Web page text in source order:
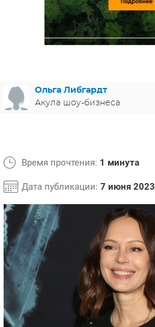
МЕЛОДРАМЫ
ФРАНЦИЯ
СВЕТСКИЕ НОВОСТИ
Ольга Либгардт
Акула шоу-бизнеса
Время прочтения: 1 минута
Дата публикации: 7 июня 2023